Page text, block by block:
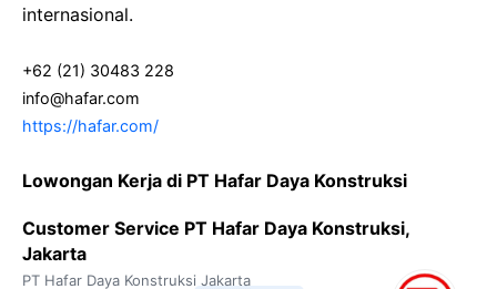
internasional.
+62 (21) 30483 228
info@hafar.com
https://hafar.com/
Lowongan Kerja di PT Hafar Daya Konstruksi
Customer Service PT Hafar Daya Konstruksi,
Jakarta
PT Hafar Daya Konstruksi Jakarta